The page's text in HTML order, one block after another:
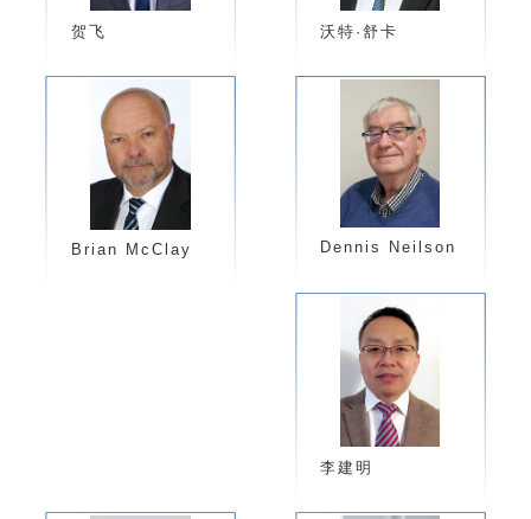
贺飞 沃特·舒卡
​Brian McClay Dennis Neilson
李建明